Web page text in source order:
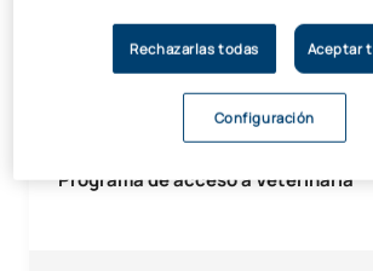
Programa de acceso a Veterinaria
Rechazarlas todas Aceptar
Configuración